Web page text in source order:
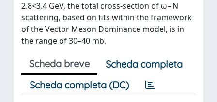
2.8<3.4 GeV, the total cross-section of ω−N
scattering, based on fits within the framework
of the Vector Meson Dominance model, is in
the range of 30–40 mb.
Scheda breve
Scheda completa
Scheda completa (DC)